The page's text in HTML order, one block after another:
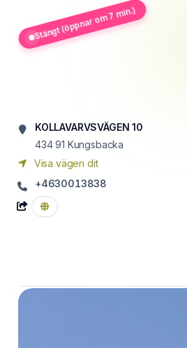
Stängt (öppnar om 7 min.)
KOLLAVARVSVÄGEN 10
434 91 Kungsbacka
Visa vägen dit
+4630013838